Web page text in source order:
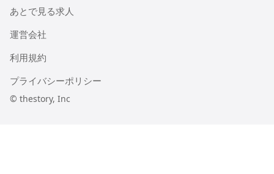
あとで見る求人
運営会社
利用規約
プライバシーポリシー
© thestory, Inc